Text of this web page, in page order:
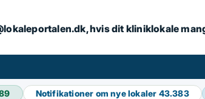
hvis dit kliniklokale
Notifikationer om nye lokaler 43.383